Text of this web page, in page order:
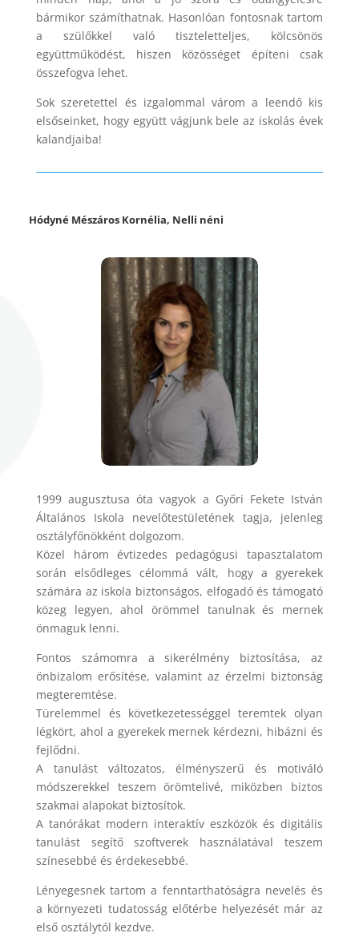
bármikor számíthatnak. Hasonlóan fontosnak tartom
a szülőkkel való tiszteletteljes, kölcsönös
együttműködést, hiszen közösséget építeni csak
összefogva lehet.
Sok szeretettel és izgalommal várom a leendő kis
elsőseinket, hogy együtt vágjunk bele az iskolás évek
kalandjaiba!
Hódyné Mészáros Kornélia, Nelli néni
1999 augusztusa óta vagyok a Győri Fekete István
Általános Iskola nevelőtestületének tagja, jelenleg
osztályfőnökként dolgozom.
Közel három évtizedes pedagógusi tapasztalatom
során elsődleges célommá vált, hogy a gyerekek
számára az iskola biztonságos, elfogadó és támogató
közeg legyen, ahol örömmel tanulnak és mernek
önmaguk lenni.
Fontos számomra a sikerélmény biztosítása, az
önbizalom erősítése, valamint az érzelmi biztonság
megteremtése.
Türelemmel és következetességgel teremtek olyan
légkört, ahol a gyerekek mernek kérdezni, hibázni és
fejlődni.
A tanulást változatos, élményszerű és motiváló
módszerekkel teszem örömtelivé, miközben biztos
szakmai alapokat biztosítok.
A tanórákat modern interaktív eszközök és digitális
tanulást segítő szoftverek használatával teszem
színesebbé és érdekesebbé.
Lényegesnek tartom a fenntarthatóságra nevelés és
a környezeti tudatosság előtérbe helyezését már az
első osztálytól kezdve.